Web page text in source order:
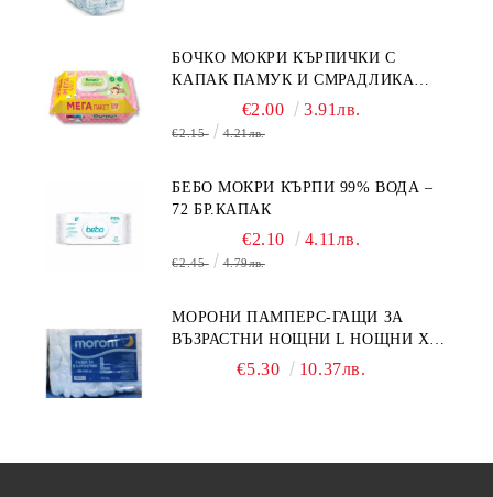
БОЧКО МОКРИ КЪРПИЧКИ С
КАПАК ПАМУК И СМРАДЛИКА
€2.00 3.91лв.
€2.15 4.21лв.
БЕБО МОКРИ КЪРПИ 99% ВОДА –
72 БР.КАПАК
€2.10 4.11лв.
€2.45 4.79лв.
МОРОНИ ПАМПЕРС-ГАЩИ ЗА
ВЪЗРАСТНИ НОЩНИ L НОЩНИ X
€5.30 10.37лв.